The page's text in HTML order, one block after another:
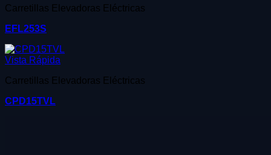
Carretillas Elevadoras Eléctricas
EFL253S
Vista Rápida
Carretillas Elevadoras Eléctricas
CPD15TVL